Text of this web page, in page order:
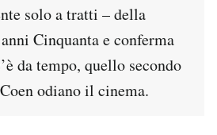
solo a tratti – della
Cinquanta e conferma
da tempo, quello secondo
odiano il cinema.